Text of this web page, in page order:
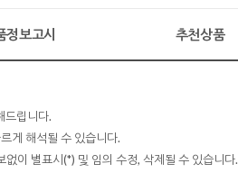
정보고시 추천상품
드립니다.
게 해석될 수 있습니다.
이 별표시(*) 및 임의 수정, 삭제될 수 있습니다.